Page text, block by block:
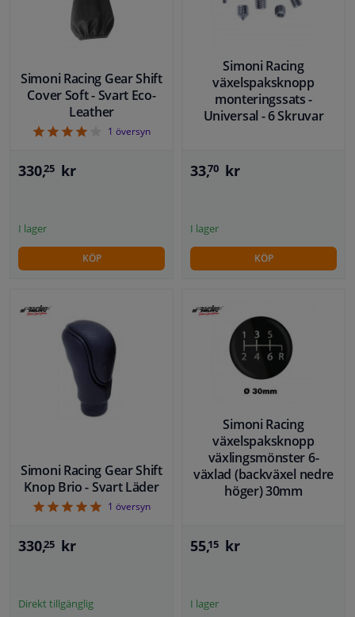
Simoni Racing Gear Shift
Cover Soft - Svart Eco-
Leather
41 översyn
330,25 kr
I lager
KÖP
Simoni Racing
växelspaksknopp
monteringssats -
Universal - 6 Skruvar
33,70 kr
I lager
KÖP
Simoni Racing Gear Shift
Knop Brio - Svart Läder
51 översyn
330,25 kr
Direkt tillgänglig
Simoni Racing
växelspaksknopp
växlingsmönster 6-
växlad (backväxel nedre
höger) 30mm
55,15 kr
I lager